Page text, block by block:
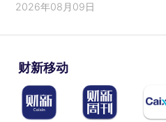
2026年08月09日
财新移动